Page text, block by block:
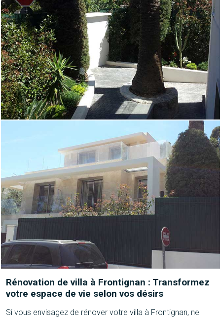
Rénovation de villa à Frontignan : Transformez
votre espace de vie selon vos désirs
Si vous envisagez de rénover votre villa à Frontignan, ne